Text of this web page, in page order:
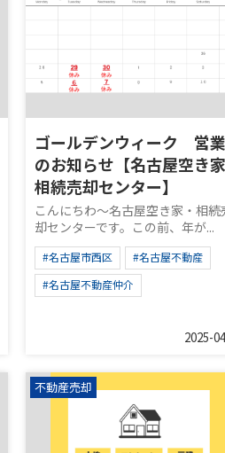
ゴールデンウィーク 営
のお知らせ【名古屋空き
相続売却センター】
こんにちわ～名古屋空き家・相続
却センターです。この前、年が...
#名古屋市西区
#名古屋不動産
#名古屋不動産仲介
2025-
不動産売却